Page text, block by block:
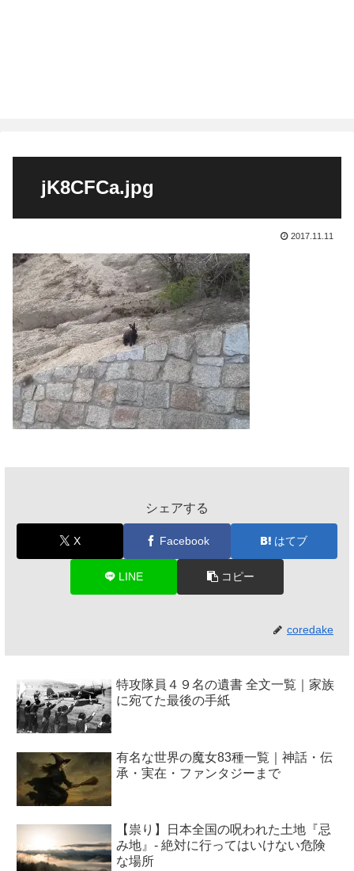
jK8CFCa.jpg
2017.11.11
シェアする
X Facebook はてブ
LINE コピー
coredake
特攻隊員４９名の遺書 全文一覧｜家族
に宛てた最後の手紙
有名な世界の魔女83種一覧｜神話・伝
承・実在・ファンタジーまで
【祟り】日本全国の呪われた土地『忌
み地』- 絶対に行ってはいけない危険
な場所